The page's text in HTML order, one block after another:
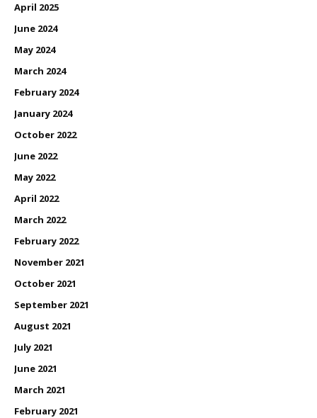
April 2025
June 2024
May 2024
March 2024
February 2024
January 2024
October 2022
June 2022
May 2022
April 2022
March 2022
February 2022
November 2021
October 2021
September 2021
August 2021
July 2021
June 2021
March 2021
February 2021